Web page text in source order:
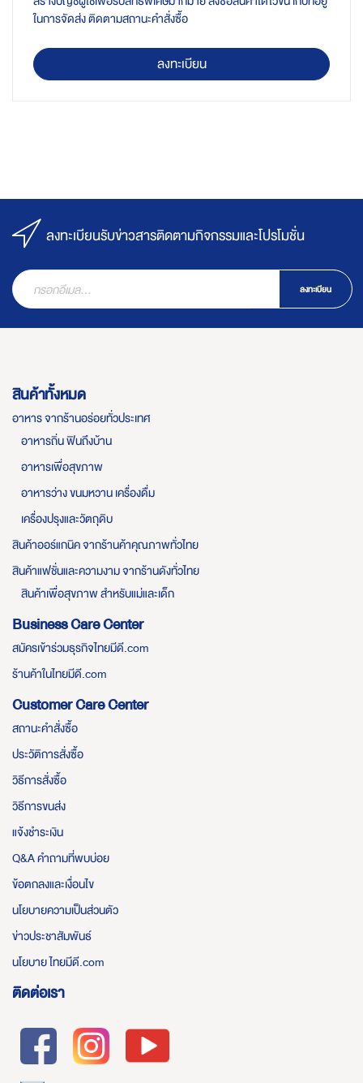
ในการจัดส่ง ติดตามสถานะคำสั่งซื้อ
ลงทะเบียน
ลงทะเบียนรับข่าวสารติดตามกิจกรรมและโปรโมชั่น
ลงทะเบียน
สินค้าทั้งหมด
อาหาร จากร้านอร่อยทั่วประเทศ
อาหารถิ่น ฟินถึงบ้าน
อาหารเพื่อสุขภาพ
อาหารว่าง ขนมหวาน เครื่องดื่ม
เครื่องปรุงและวัตถุดิบ
สินค้าออร์แกนิค จากร้านค้าคุณภาพทั่วไทย
สินค้าแฟชั่นและความงาม จากร้านดังทั่วไทย
สินค้าเพื่อสุขภาพ สำหรับแม่และเด็ก
Business Care Center
สมัครเข้าร่วมธุรกิจไทยมีดี.com
ร้านค้าในไทยมีดี.com
Customer Care Center
สถานะคำสั่งซื้อ
ประวัติการสั่งซื้อ
วิธีการสั่งซื้อ
วิธีการขนส่ง
แจ้งชำระเงิน
Q&A คำถามที่พบบ่อย
ข้อตกลงและเงื่อนไข
นโยบายความเป็นส่วนตัว
ข่าวประชาสัมพันธ์
นโยบาย ไทยมีดี.com
ติดต่อเรา